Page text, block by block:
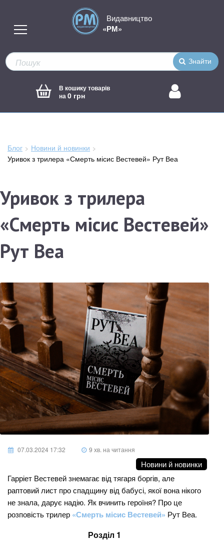
Видавництво
«РМ»
Знайти
В кошику товарів
на0 грн
Блог
Новини й новинки
Зараз
Уривок з трилера «Смерть місис Вестевей» Рут Веа
Уривок з трилера
«Смерть місис Вестевей»
Рут Веа
07.03.2024 17:32 9 хв. на читання
Новини й новинки
Гарріет Вестевей знемагає від тягаря боргів, але
раптовий лист про спадщину від бабусі, якої вона нікого
не знала, дарує надію. Як вчинить героїня? Про це
розповість трилер «Смерть місис Вестевей» Рут Веа.
Розділ 1